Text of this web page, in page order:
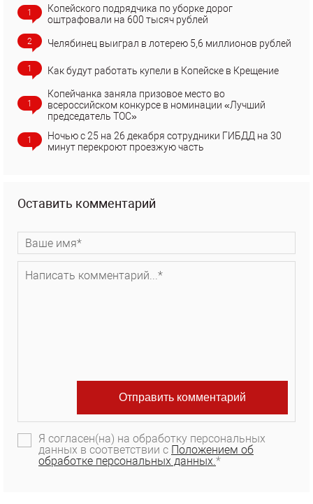
1
Копейского подрядчика по уборке дорог
оштрафовали на 600 тысяч рублей
2 Челябинец выиграл в лотерею 5,6 миллионов рублей
1 Как будут работать купели в Копейске в Крещение
1
Копейчанка заняла призовое место во
всероссийском конкурсе в номинации «Лучший
председатель ТОС»
1
Ночью с 25 на 26 декабря сотрудники ГИБДД на 30
минут перекроют проезжую часть
Оставить комментарий
Я согласен(на) на обработку персональных
данных в соответствии с Положением об
обработке персональных данных.*